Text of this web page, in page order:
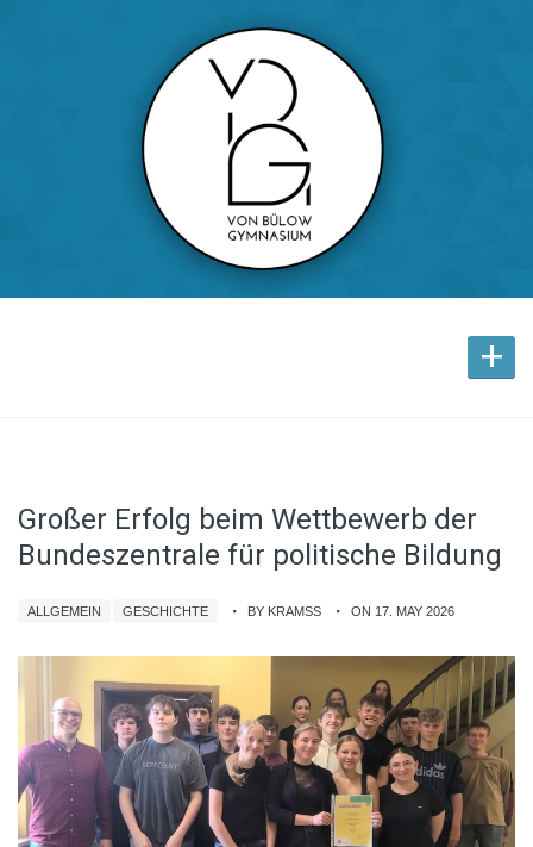
+
Großer Erfolg beim Wettbewerb der
Bundeszentrale für politische Bildung
ALLGEMEIN GESCHICHTE BY KRAMSS ON 17. MAY 2026